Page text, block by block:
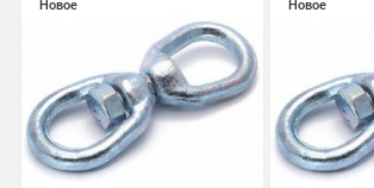
Новое Новое